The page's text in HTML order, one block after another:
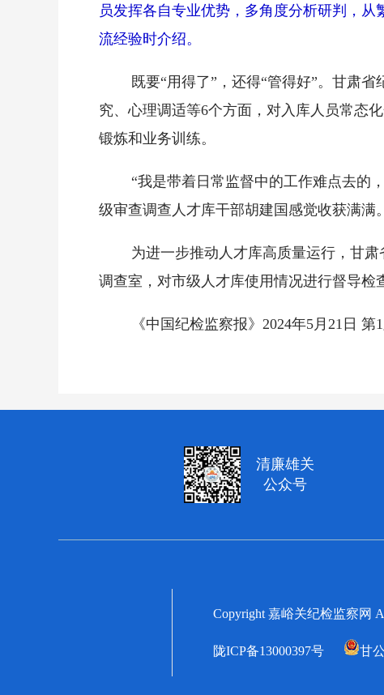
员发挥各自专业优势，多角度分析研判，
流经验时介绍。
既要“用得了”，还得“管得好”。甘肃
究、心理调适等6个方面，对入库人员常态
锻炼和业务训练。
“我是带着日常监督中的工作难点去的
级审查调查人才库干部胡建国感觉收获满满。
为进一步推动人才库高质量运行，甘
调查室，对市级人才库使用情况进行督导检
《中国纪检监察报》2024年5月21日 第
清廉雄关
公众号
Copyright 嘉峪关纪检监察网
陇ICP备13000397号 甘